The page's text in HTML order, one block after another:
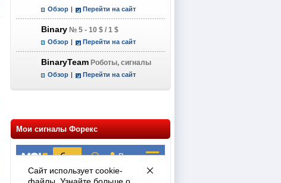
Обзор | Перейти на сайт
Binary № 5 - 10 $ / 1 $
Обзор | Перейти на сайт
BinaryTeam Роботы, сигналы
Обзор | Перейти на сайт
Мои сигналы Форекс